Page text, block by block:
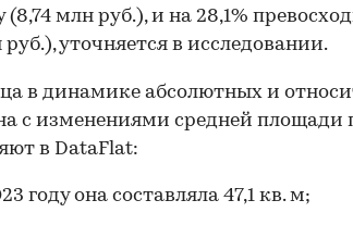
(8,74 млн руб.), и на 28,1%
уточняется в исследовании.
в динамике абсолютных и
с изменениями средней
в DataFlat:
году она составляла 47,1 кв. м;